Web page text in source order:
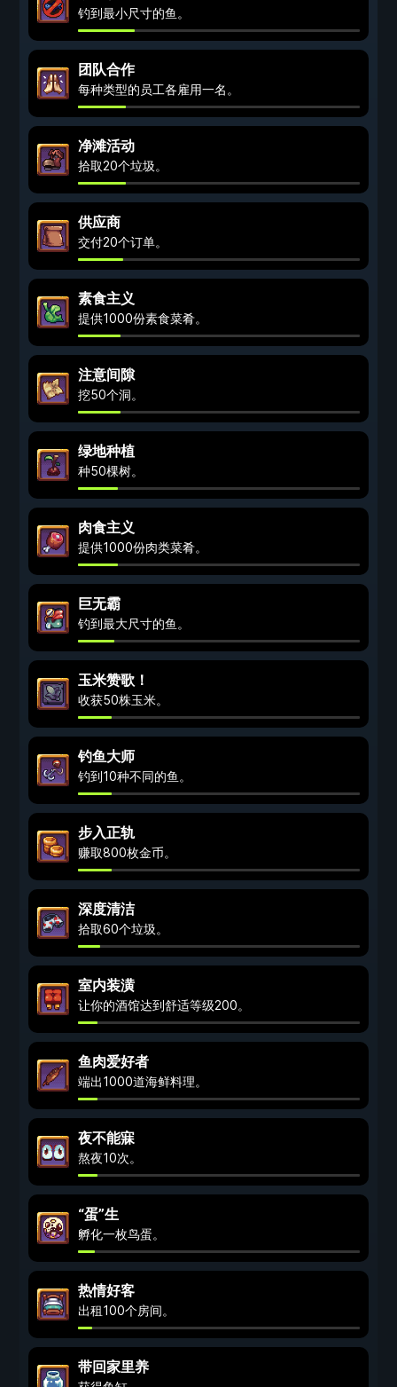
钓到最小尺寸的鱼。
团队合作
每种类型的员工各雇用一名。
净滩活动
拾取20个垃圾。
供应商
交付20个订单。
素食主义
提供1000份素食菜肴。
注意间隙
挖50个洞。
绿地种植
种50棵树。
肉食主义
提供1000份肉类菜肴。
巨无霸
钓到最大尺寸的鱼。
玉米赞歌！
收获50株玉米。
钓鱼大师
钓到10种不同的鱼。
步入正轨
赚取800枚金币。
深度清洁
拾取60个垃圾。
室内装潢
让你的酒馆达到舒适等级200。
鱼肉爱好者
端出1000道海鲜料理。
夜不能寐
熬夜10次。
“蛋”生
孵化一枚鸟蛋。
热情好客
出租100个房间。
带回家里养